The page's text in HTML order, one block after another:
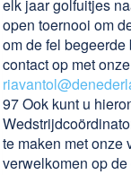
elk jaar golfuitjes
open toernooi om
om de fel
contact op met
97 Ook kunt u
te maken met onze
verwelkomen op